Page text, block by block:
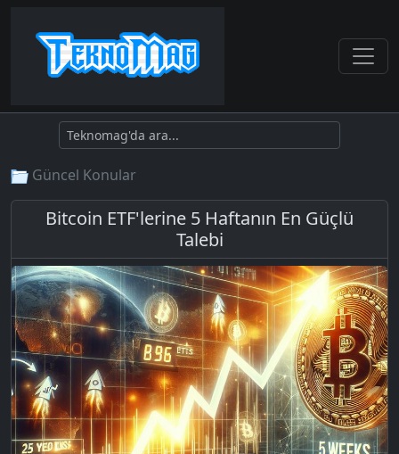
Güncel Konular
Bitcoin ETF'lerine 5 Haftanın En Güçlü
Talebi